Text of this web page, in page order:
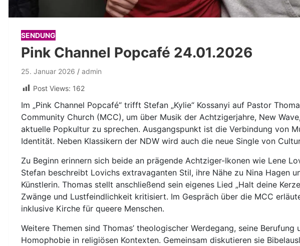
SENDUNG
Pink Channel Popcafé 24.01.2026
25. Januar 2026
admin
Post Views: 162
Im „Pink Channel Popcafé“ trifft Stefan „Kylie“ Kossanyi auf Pastor
Community Church (MCC), um über Musik der Achtzigerjahre, New
aktuelle Popkultur zu sprechen. Ausgangspunkt ist die Verbindung von
Identität. Neben Klassikern der NDW wird auch die neue Single von
Zu Beginn erinnern sich beide an prägende Achtziger-Ikonen wie Lene
Stefan beschreibt Lovichs extravaganten Stil, ihre Nähe zu Nina Hagen
Künstlerin. Thomas stellt anschließend sein eigenes Lied „Halt deine
Zwänge und Lustfeindlichkeit kritisiert. Im Gespräch über die MCC
inklusive Kirche für queere Menschen.
Weitere Themen sind Thomas’ theologischer Werdegang, seine
Homophobie in religiösen Kontexten. Gemeinsam diskutieren sie